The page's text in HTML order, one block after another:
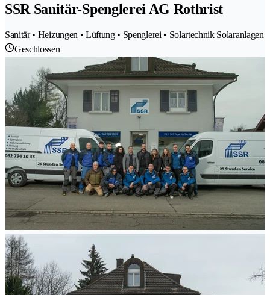
SSR Sanitär-Spenglerei AG Rothrist
Sanitär • Heizungen • Lüftung • Spenglerei • Solartechnik Solaranlagen
Geschlossen